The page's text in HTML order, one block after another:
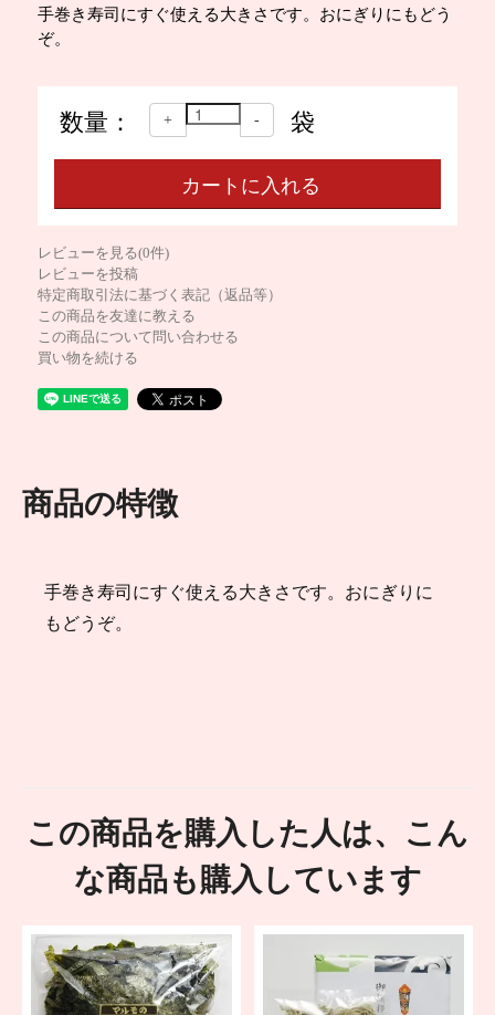
手巻き寿司にすぐ使える大きさです。おにぎりにもどう
ぞ。
数量： + - 袋
レビューを見る(0件)
レビューを投稿
特定商取引法に基づく表記（返品等）
この商品を友達に教える
この商品について問い合わせる
買い物を続ける
商品の特徴
手巻き寿司にすぐ使える大きさです。おにぎりに
もどうぞ。
この商品を購入した人は、こん
な商品も購入しています